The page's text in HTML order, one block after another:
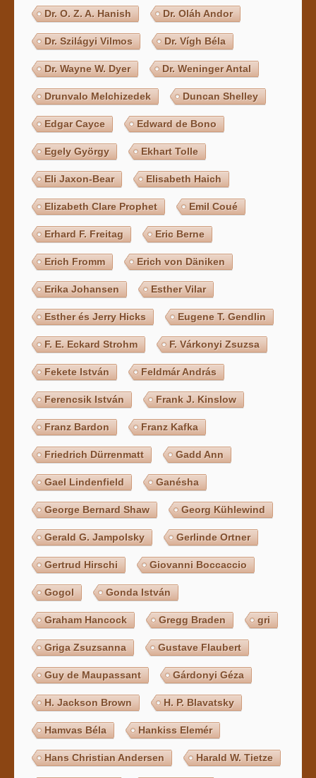
Dr. O. Z. A. Hanish Dr. Oláh Andor
Dr. Szilágyi Vilmos Dr. Vígh Béla
Dr. Wayne W. Dyer Dr. Weninger Antal
Drunvalo Melchizedek Duncan Shelley
Edgar Cayce Edward de Bono
Egely György Ekhart Tolle
Eli Jaxon-Bear Elisabeth Haich
Elizabeth Clare Prophet Emil Coué
Erhard F. Freitag Eric Berne
Erich Fromm Erich von Däniken
Erika Johansen Esther Vilar
Esther és Jerry Hicks Eugene T. Gendlin
F. E. Eckard Strohm F. Várkonyi Zsuzsa
Fekete István Feldmár András
Ferencsik István Frank J. Kinslow
Franz Bardon Franz Kafka
Friedrich Dürrenmatt Gadd Ann
Gael Lindenfield Ganésha
George Bernard Shaw Georg Kühlewind
Gerald G. Jampolsky Gerlinde Ortner
Gertrud Hirschi Giovanni Boccaccio
Gogol Gonda István
Graham Hancock Gregg Braden gri
Griga Zsuzsanna Gustave Flaubert
Guy de Maupassant Gárdonyi Géza
H. Jackson Brown H. P. Blavatsky
Hamvas Béla Hankiss Elemér
Hans Christian Andersen Harald W. Tietze